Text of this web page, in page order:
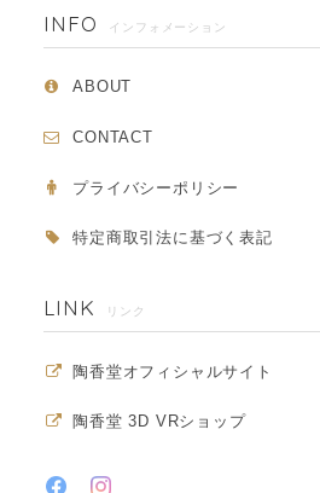
INFO インフォメーション
ABOUT
CONTACT
プライバシーポリシー
特定商取引法に基づく表記
LINK リンク
陶香堂オフィシャルサイト
陶香堂 3D VRショップ